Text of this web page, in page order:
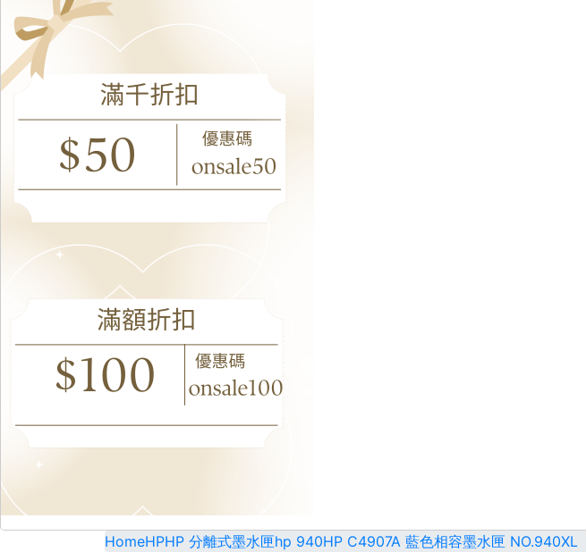
HomeHPHP 分離式墨水匣hp 940HP C4907A 藍色相容墨水匣 NO.940XL